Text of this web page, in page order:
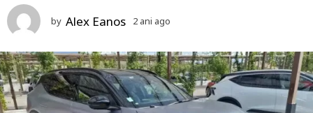
g
o
a
n
i
by Alex Eanos 2 ani ago
i
a
g
o